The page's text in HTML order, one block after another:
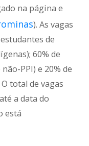
na página e
). As vagas
de
60% de
PPI) e 20% de
total de vagas
a data do
está